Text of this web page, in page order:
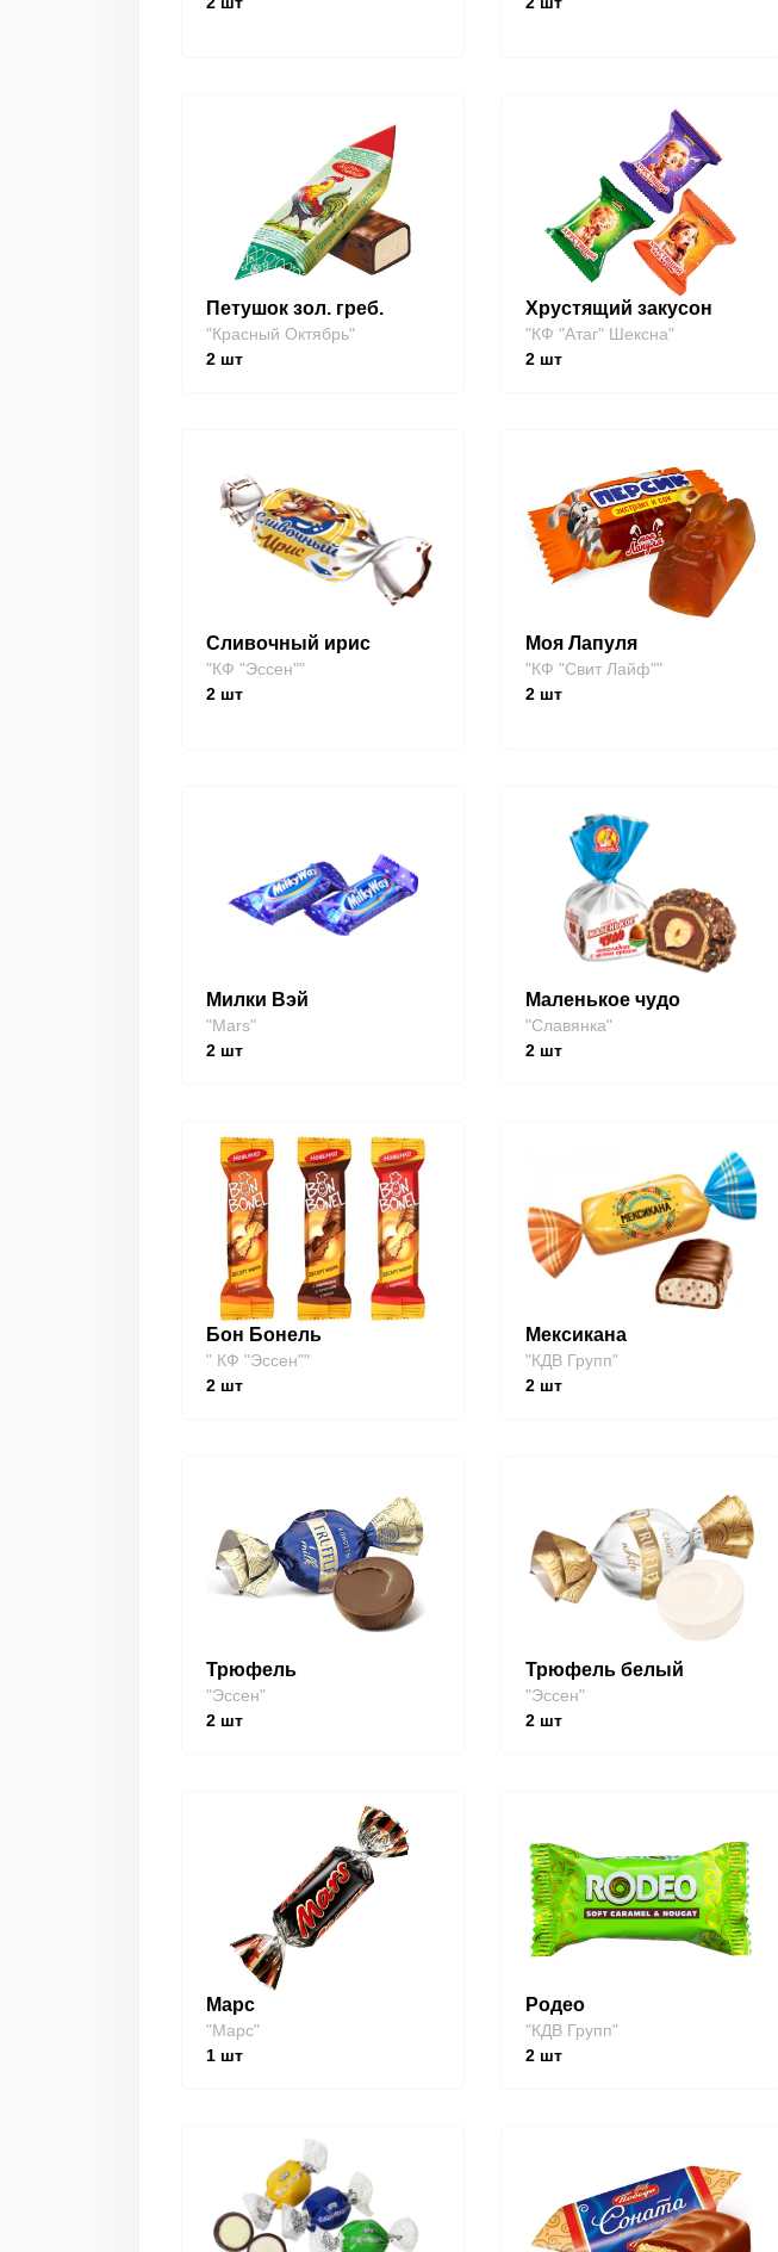
Петушок зол. греб.
"Красный Октябрь"
2 шт
Хрустящий закусон
"КФ "Атаг" Шексна"
2шт
Сливочный ирис
"КФ "Эссен""
2 шт
Моя Лапуля
"КФ "Свит Лайф""
2шт
Милки Вэй
"Mars"
2 шт
Маленькое чудо
"Славянка"
2шт
Бон Бонель
" КФ "Эссен""
2 шт
Мексикана
"КДВ Групп"
2шт
Трюфель
"Эссен"
2 шт
Трюфель белый
"Эссен"
2шт
Марс
"Марс"
1 шт
Родео
"КДВ Групп"
2шт